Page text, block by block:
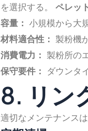
を選択する。ペレッ
容量： 小規模から大
材料適合性：
製粉機
消費電力：
製粉所の
保守要件：
ダウンタ
8. リン
適切なメンテナンス